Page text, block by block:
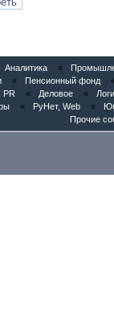
Аналитика «
« Пенсионный фонд
PR « Деловое «
« РуНет, Web «
Прочие